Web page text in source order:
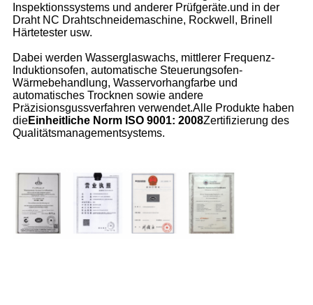
Inspektionssystems und anderer Prüfgeräte.und in der
Draht NC Drahtschneidemaschine, Rockwell, Brinell
Härtetester usw.
Dabei werden Wasserglaswachs, mittlerer Frequenz-
Induktionsofen, automatische Steuerungsofen-
Wärmebehandlung, Wasservorhangfarbe und
automatisches Trocknen sowie andere
Präzisionsgussverfahren verwendet.Alle Produkte haben
dieEinheitliche Norm ISO 9001: 2008Zertifizierung des
Qualitätsmanagementsystems.